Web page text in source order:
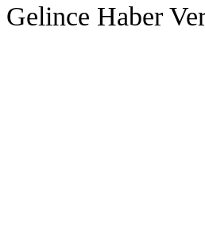
Gelince Haber